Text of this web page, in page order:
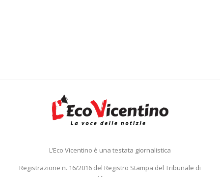
L’Eco Vicentino è una testata giornalistica
Registrazione n. 16/2016 del Registro Stampa del Tribunale di